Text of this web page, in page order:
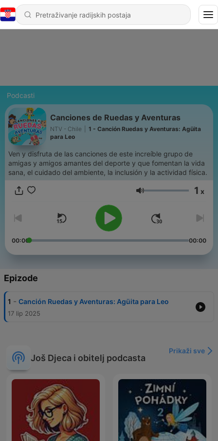
Podcasti
Canciones de Ruedas y Aventuras
NTV - Chile
1 - Canción Ruedas y Aventuras: Agüita
para Leo
Ven y disfruta de las canciones de este increíble grupo de
amigas y amigos amantes del deporte y que fomentan la vida
sana, el cuidado del ambiente, la inclusión y la actividad física.
Glasnoća 1 x
00:00 00:00
Epizode
1 - Canción Ruedas y Aventuras: Agüita para Leo
17 lip 2025
Još Djeca i obitelj podcasta
Prikaži sve